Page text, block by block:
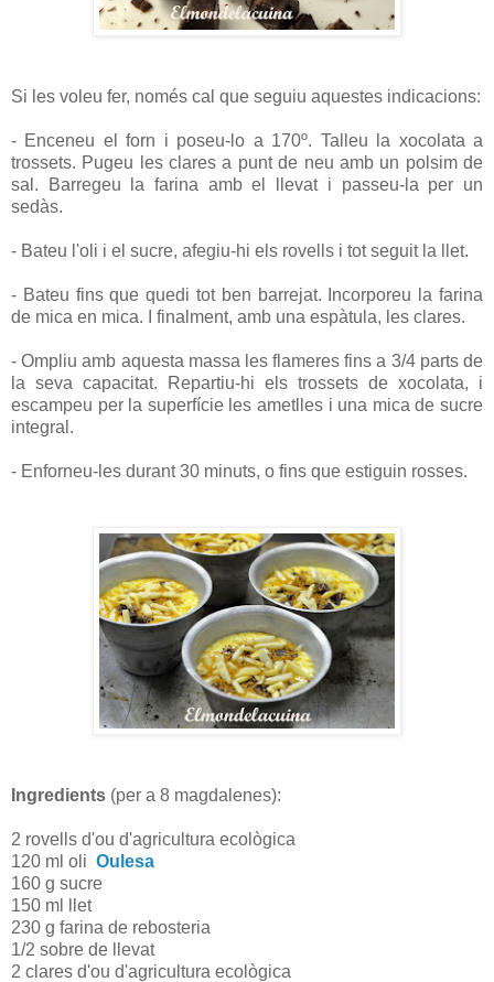
Si les voleu fer, només cal que seguiu aquestes indicacions:
- Enceneu el forn i poseu-lo a 170º. Talleu la xocolata a
trossets. Pugeu les clares a punt de neu amb un polsim de
sal. Barregeu la farina amb el llevat i passeu-la per un
sedàs.
- Bateu l'oli i el sucre, afegiu-hi els rovells i tot seguit la llet.
- Bateu fins que quedi tot ben barrejat. Incorporeu la farina
de mica en mica. I finalment, amb una espàtula, les clares.
- Ompliu amb aquesta massa les flameres fins a 3/4 parts de
la seva capacitat. Repartiu-hi els trossets de xocolata, i
escampeu per la superfície les ametlles i una mica de sucre
integral.
- Enforneu-les durant 30 minuts, o fins que estiguin rosses.
Ingredients (per a 8 magdalenes):
2 rovells d'ou d'agricultura ecològica
120 ml oli Oulesa
160 g sucre
150 ml llet
230 g farina de rebosteria
1/2 sobre de llevat
2 clares d'ou d'agricultura ecològica